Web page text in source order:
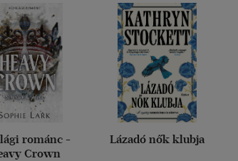
románc -
Crown
Lázadó nők klubja